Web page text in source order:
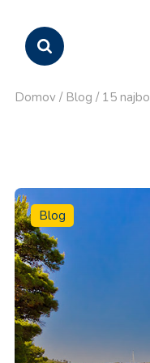
Domov / Blog / 15
Blog